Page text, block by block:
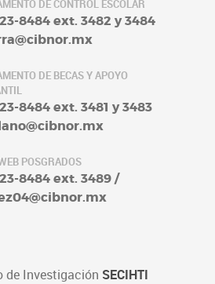
DE CONTROL ESCOLAR
8484 ext. 3482 y 3484
DE BECAS Y APOYO
8484 ext. 3481 y 3483
POSGRADOS
8484 ext. 3489 /
de Investigación SECIHTI